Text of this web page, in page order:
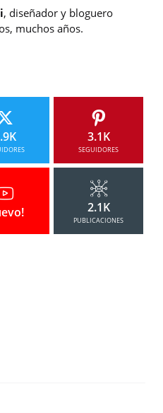
, diseñador y bloguero
muchos años.
3.1K
SEGUIDORES
2.1K
PUBLICACIONES